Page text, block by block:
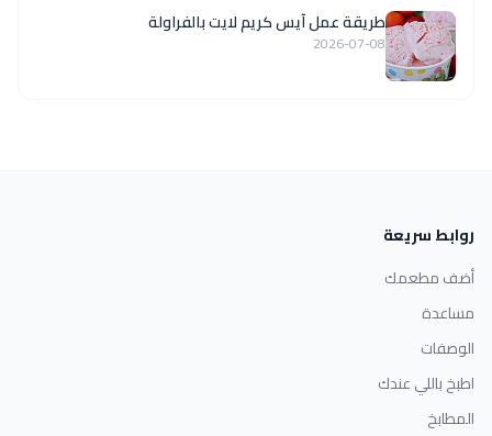
طريقة عمل آيس كريم لايت بالفراولة
2026-07-08
روابط سريعة
أضف مطعمك
مساعدة
الوصفات
اطبخ باللي عندك
المطابخ